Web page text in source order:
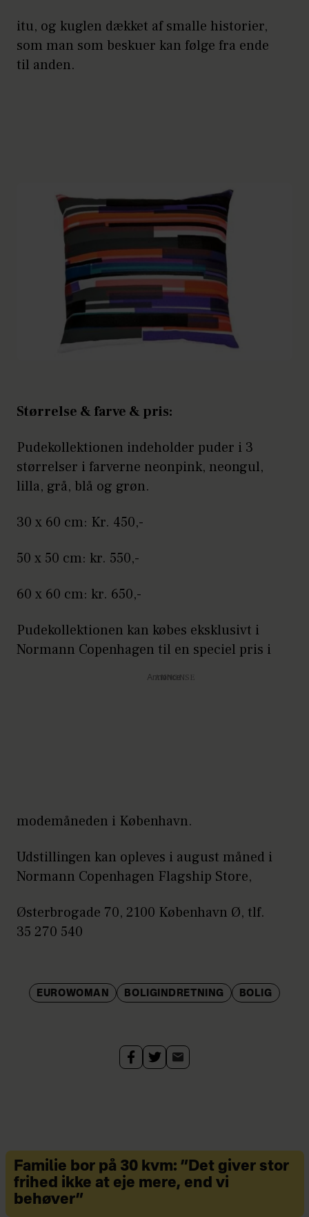
itu, og kuglen dækket af smalle historier,
som man som beskuer kan følge fra ende
til anden.
Størrelse & farve & pris:
Pudekollektionen indeholder puder i 3
størrelser i farverne neonpink, neongul,
lilla, grå, blå og grøn.
30 x 60 cm: Kr. 450,-
50 x 50 cm: kr. 550,-
60 x 60 cm: kr. 650,-
Pudekollektionen kan købes eksklusivt i
Normann Copenhagen til en speciel pris i
Annonce
modemåneden i København.
Udstillingen kan opleves i august måned i
Normann Copenhagen Flagship Store,
Østerbrogade 70, 2100 København Ø, tlf.
35 270 540
EUROWOMAN BOLIGINDRETNING BOLIG
Familie bor på 30 kvm: ”Det giver stor
frihed ikke at eje mere, end vi
behøver”